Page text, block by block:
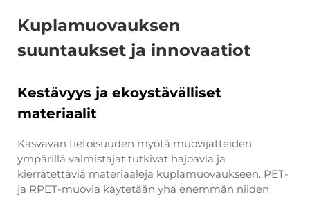
Kuplamuovauksen
suuntaukset ja innovaatiot
Kestävyys ja ekoystävälliset
materiaalit
Kasvavan tietoisuuden myötä muovijätteiden
ympärillä valmistajat tutkivat hajoavia ja
kierrätettäviä materiaaleja kuplamuovaukseen. PET-
ja RPET-muovia käytetään yhä enemmän niiden